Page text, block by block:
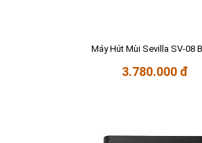
Máy Hút Mùi Sevilla SV-08
3.780.000 đ